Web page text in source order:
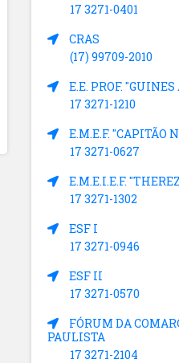
17 3271-0401
CRAS
(17) 99709-2010
E.E. PROF.
17 3271-1210
E.M.E.F. "CAPITÃO
17 3271-0627
E.M.E.I.E.F.
17 3271-1302
ESF I
17 3271-0946
ESF II
17 3271-0570
FÓRUM DA
PAULISTA
17 3271-2104